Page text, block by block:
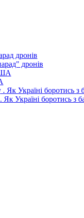
дронів
Україні боротись з